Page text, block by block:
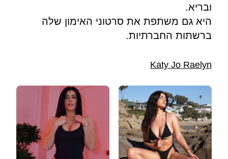
ובריא.
היא גם משתפת את סרטוני האימון שלה
ברשתות החברתיות.
Katy Jo Raelyn